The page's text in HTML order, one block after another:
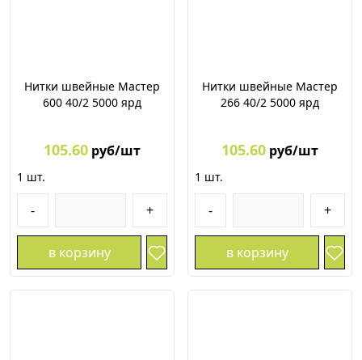
Нитки швейные Мастер
600 40/2 5000 ярд
105.60 руб/шт
1 шт.
- +
в корзину
Нитки швейные Мастер
266 40/2 5000 ярд
105.60 руб/шт
1 шт.
- +
в корзину